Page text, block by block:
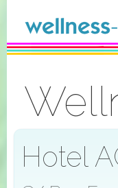
Acceder
Hotel